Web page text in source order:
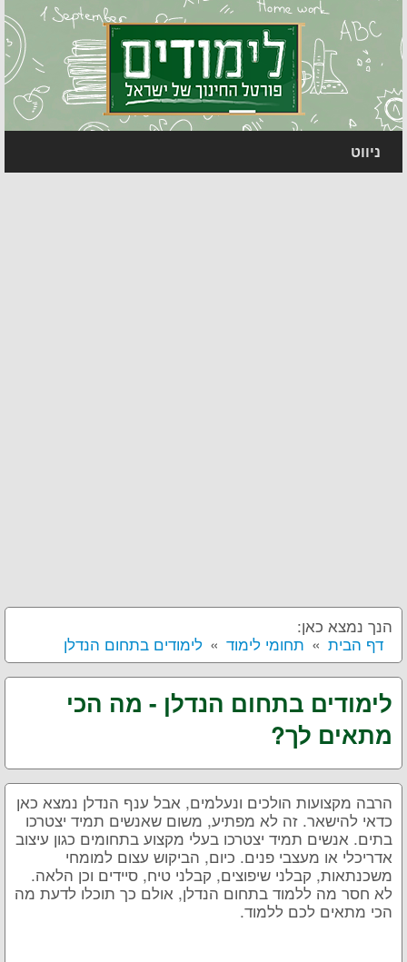
ניווט
הנך נמצא כאן:
דף הבית
תחומי לימוד לימודים בתחום הנדלן
לימודים בתחום הנדלן - מה הכי
מתאים לך?
הרבה מקצועות הולכים ונעלמים, אבל ענף הנדלן נמצא כאן
כדאי להישאר. זה לא מפתיע, משום שאנשים תמיד יצטרכו
בתים. אנשים תמיד יצטרכו בעלי מקצוע בתחומים כגון עיצוב
אדריכלי או מעצבי פנים. כיום, הביקוש עצום למומחי
משכנתאות, קבלני שיפוצים, קבלני טיח, סיידים וכן הלאה.
לא חסר מה ללמוד בתחום הנדלן, אולם כך תוכלו לדעת מה
הכי מתאים לכם ללמוד.